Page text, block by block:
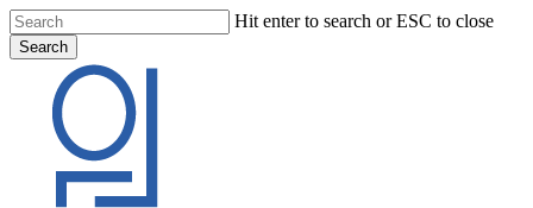
Skip
to
main
content
Hit enter to search or ESC to close
Search
Search